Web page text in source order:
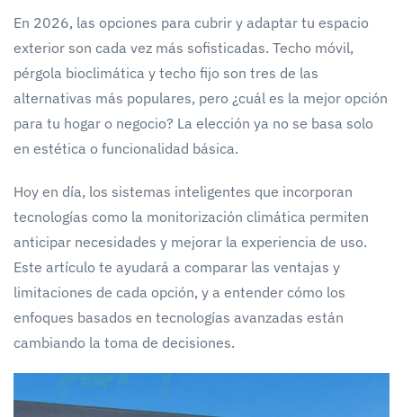
En 2026, las opciones para cubrir y adaptar tu espacio
exterior son cada vez más sofisticadas. Techo móvil,
pérgola bioclimática y techo fijo son tres de las
alternativas más populares, pero ¿cuál es la mejor opción
para tu hogar o negocio? La elección ya no se basa solo
en estética o funcionalidad básica.
Hoy en día, los sistemas inteligentes que incorporan
tecnologías como la monitorización climática permiten
anticipar necesidades y mejorar la experiencia de uso.
Este artículo te ayudará a comparar las ventajas y
limitaciones de cada opción, y a entender cómo los
enfoques basados en tecnologías avanzadas están
cambiando la toma de decisiones.